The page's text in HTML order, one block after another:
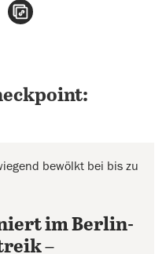
teilen
per E-Mail teilen
bewölkt bei bis zu
im Berlin-
–